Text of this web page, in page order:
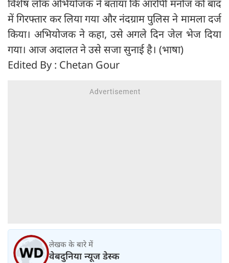
विशेष लोक अभियोजक ने बताया कि आरोपी मनोज को बाद
में गिरफ्तार कर लिया गया और नंदग्राम पुलिस ने मामला दर्ज
किया। अभियोजक ने कहा, उसे अगले दिन जेल भेज दिया
गया। आज अदालत ने उसे सजा सुनाई है। (भाषा)
Edited By : Chetan Gour
लेखक के बारे में
वेबदुनिया न्यूज डेस्क